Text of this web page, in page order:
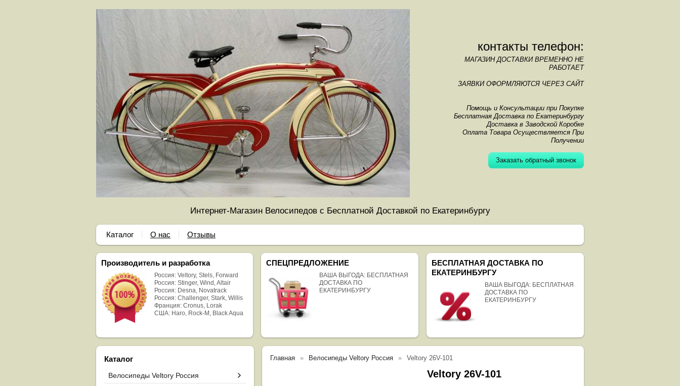
контакты телефон:
МАГАЗИН ДОСТАВКИ ВРЕМЕННО НЕ
РАБОТАЕТ
ЗАЯВКИ ОФОРМЛЯЮТСЯ ЧЕРЕЗ САЙТ
Помощь и Консультации при Покупке
Бесплатная Доставка по Екатеринбургу
Доставка в Заводской Коробке
Оплата Товара Осуществляется При
Получении
Заказать обратный звонок
Интернет-Магазин Велосипедов с Бесплатной Доставкой по Екатеринбургу
Каталог О нас Отзывы
Производитель и разработка
Россия: Veltory, Stels, Forward
Россия: Stinger, Wind, Altair
Россия: Desna, Novatrack
Россия: Challenger, Stark, Willis
Франция: Cronus, Lorak
США: Haro, Rock-M, Black Aqua
СПЕЦПРЕДЛОЖЕНИЕ
ВАША ВЫГОДА: БЕСПЛАТНАЯ
ДОСТАВКА ПО
ЕКАТЕРИНБУРГУ
БЕСПЛАТНАЯ ДОСТАВКА ПО
ЕКАТЕРИНБУРГУ
ВАША ВЫГОДА: БЕСПЛАТНАЯ
ДОСТАВКА ПО
ЕКАТЕРИНБУРГУ
Каталог
Велосипеды Veltory Россия
Главная Велосипеды Veltory Россия Veltory 26V-101
Veltory 26V-101